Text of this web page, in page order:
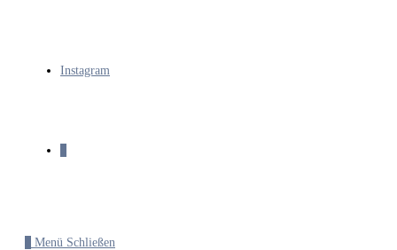
Instagram
Menü Schließen